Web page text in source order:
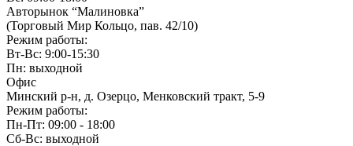
Авторынок “Малиновка”
(Торговый Мир Кольцо, пав. 42/10)
Режим работы:
Вт-Вс: 9:00-15:30
Пн: выходной
Офис
Минский р-н, д. Озерцо, Менковский тракт, 5-9
Режим работы:
Пн-Пт: 09:00 - 18:00
Сб-Вс: выходной